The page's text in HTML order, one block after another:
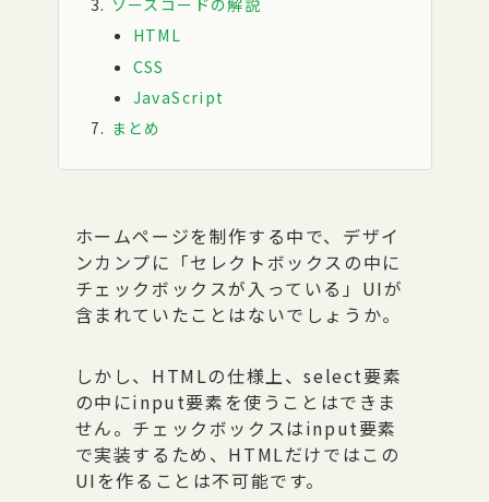
HTML
CSS
JavaScript
まとめ
ホームページを制作する中で、デザイ
ンカンプに「セレクトボックスの中に
チェックボックスが入っている」UIが
含まれていたことはないでしょうか。
しかし、HTMLの仕様上、select要素
の中にinput要素を使うことはできま
せん。チェックボックスはinput要素
で実装するため、HTMLだけではこの
UIを作ることは不可能です。